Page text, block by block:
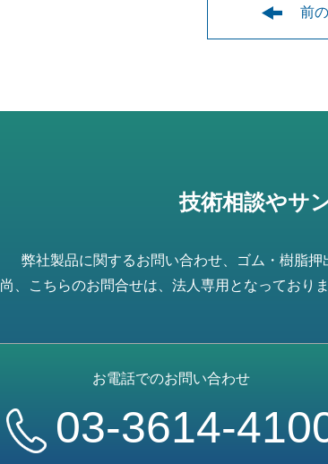
前
技術相談やサ
弊社製品に関するお問い合わせ、ゴム・樹脂
尚、こちらのお問合せは、法人専用となっており
お電話でのお問い合わせ
03-3614-